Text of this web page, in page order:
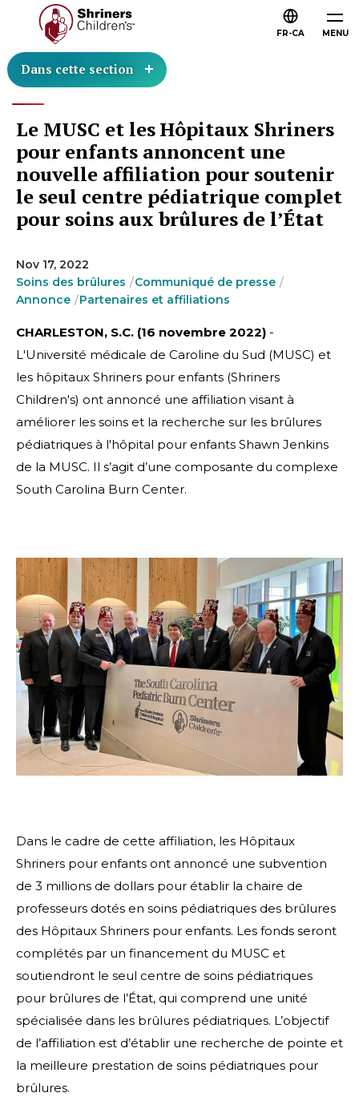
MENU
FR-CA
Dans cette section
Le MUSC et les Hôpitaux Shriners
pour enfants annoncent une
nouvelle affiliation pour soutenir
le seul centre pédiatrique complet
pour soins aux brûlures de l’État
Nov 17, 2022
Soins des brûlures
Communiqué de presse
Annonce
Partenaires et affiliations
CHARLESTON, S.C. (16 novembre 2022) -
L'Université médicale de Caroline du Sud (MUSC) et
les hôpitaux Shriners pour enfants (Shriners
Children's) ont annoncé une affiliation visant à
améliorer les soins et la recherche sur les brûlures
pédiatriques à l'hôpital pour enfants Shawn Jenkins
de la MUSC. Il s’agit d’une composante du complexe
South Carolina Burn Center.
Dans le cadre de cette affiliation, les Hôpitaux
Shriners pour enfants ont annoncé une subvention
de 3 millions de dollars pour établir la chaire de
professeurs dotés en soins pédiatriques des brûlures
des Hôpitaux Shriners pour enfants. Les fonds seront
complétés par un financement du MUSC et
soutiendront le seul centre de soins pédiatriques
pour brûlures de l’État, qui comprend une unité
spécialisée dans les brûlures pédiatriques. L’objectif
de l’affiliation est d’établir une recherche de pointe et
la meilleure prestation de soins pédiatriques pour
brûlures.